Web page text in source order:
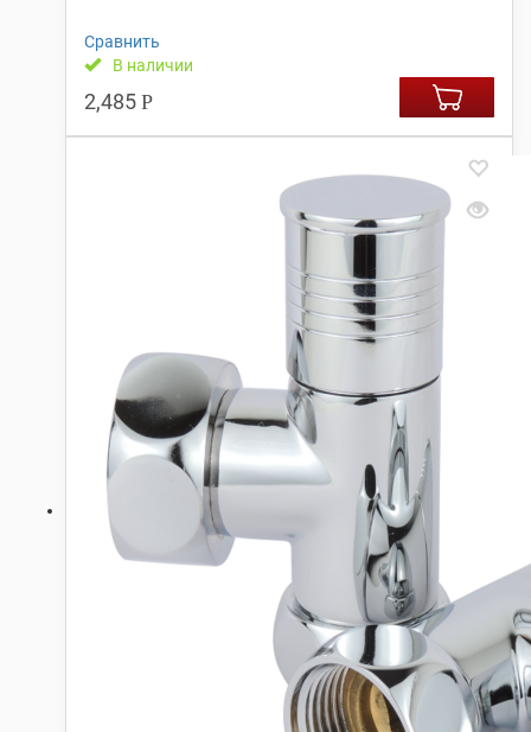
Сравнить
В наличии
2,485 Р